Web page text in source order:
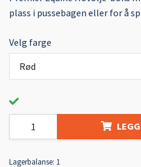
plass i pussebagen eller for å
Velg farge
Rød
Lagerbalanse: 1